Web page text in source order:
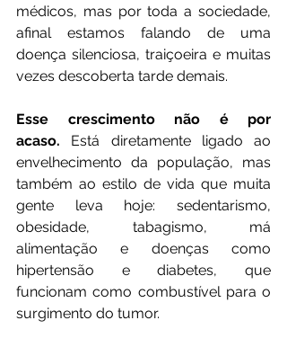
médicos, mas por toda a sociedade,
afinal estamos falando de uma
doença silenciosa, traiçoeira e muitas
vezes descoberta tarde demais.
Esse crescimento não é por
acaso. Está diretamente ligado ao
envelhecimento da população, mas
também ao estilo de vida que muita
gente leva hoje: sedentarismo,
obesidade, tabagismo, má
alimentação e doenças como
hipertensão e diabetes, que
funcionam como combustível para o
surgimento do tumor.